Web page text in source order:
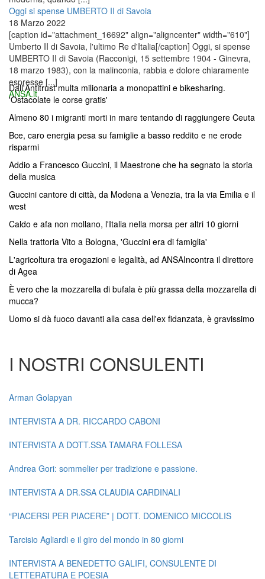
Oggi si spense UMBERTO II di Savoia
18 Marzo 2022
[caption id="attachment_16692" align="aligncenter" width="610"]
Umberto II di Savoia, l'ultimo Re d'Italia[/caption] Oggi, si spense
UMBERTO II di Savoia (Racconigi, 15 settembre 1904 - Ginevra,
18 marzo 1983), con la malinconia, rabbia e dolore chiaramente
espresse [...]
ANSA.it
Dall'Antitrust multa milionaria a monopattini e bikesharing.
'Ostacolate le corse gratis'
Almeno 80 i migranti morti in mare tentando di raggiungere Ceuta
Bce, caro energia pesa su famiglie a basso reddito e ne erode
risparmi
Addio a Francesco Guccini, il Maestrone che ha segnato la storia
della musica
Guccini cantore di città, da Modena a Venezia, tra la via Emilia e il
west
Caldo e afa non mollano, l'Italia nella morsa per altri 10 giorni
Nella trattoria Vito a Bologna, 'Guccini era di famiglia'
L'agricoltura tra erogazioni e legalità, ad ANSAIncontra il direttore
di Agea
È vero che la mozzarella di bufala è più grassa della mozzarella di
mucca?
Uomo si dà fuoco davanti alla casa dell'ex fidanzata, è gravissimo
I NOSTRI CONSULENTI
Arman Golapyan
INTERVISTA A DR. RICCARDO CABONI
INTERVISTA A DOTT.SSA TAMARA FOLLESA
Andrea Gori: sommelier per tradizione e passione.
INTERVISTA A DR.SSA CLAUDIA CARDINALI
“PIACERSI PER PIACERE” | DOTT. DOMENICO MICCOLIS
Tarcisio Agliardi e il giro del mondo in 80 giorni
INTERVISTA A BENEDETTO GALIFI, CONSULENTE DI
LETTERATURA E POESIA